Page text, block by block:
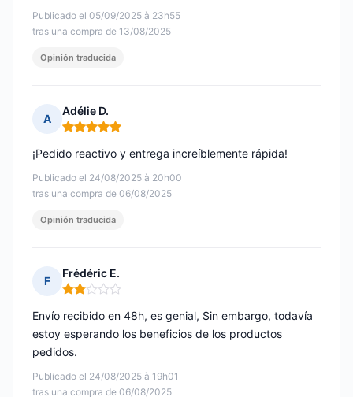
Publicado el 05/09/2025 à 23h55
tras una compra de 13/08/2025
Opinión traducida
A
Adélie D.
Nota: 5 de 5
Publicado el 24/08/2025 à 20h00
tras una compra de 06/08/2025
¡Pedido reactivo y entrega increíblemente rápida!
Opinión traducida
F
Frédéric E.
Nota: 2 de 5
Publicado el 24/08/2025 à 19h01
tras una compra de 06/08/2025
Envío recibido en 48h, es genial, Sin embargo, todavía
estoy esperando los beneficios de los productos
pedidos.